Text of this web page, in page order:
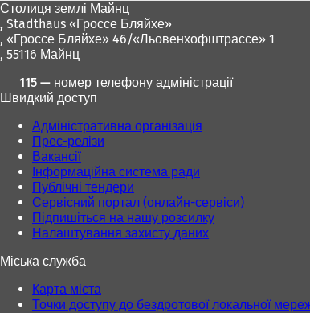
Столиця землі Майнц
, Stadthaus «Гроссе Бляйхе»
, «Гроссе Бляйхе» 46/«Льовенхофштрассе» 1
, 55116 Майнц
115 — номер телефону адміністрації
Швидкий доступ
Адміністративна організація
Прес-релізи
Вакансії
Інформаційна система ради
Публічні тендери
Сервісний портал (онлайн-сервіси)
Підпишіться на нашу розсилку
Налаштування захисту даних
Міська служба
Карта міста
Точки доступу до бездротової локальної